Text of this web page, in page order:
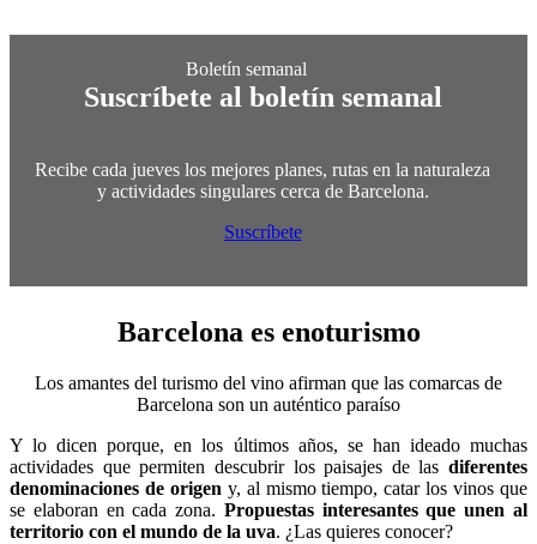
Suscríbete al boletín semanal
Recibe cada jueves los mejores planes, rutas en la naturaleza
y actividades singulares cerca de Barcelona.
Suscríbete
Barcelona es enoturismo
Los amantes del turismo del vino afirman que las comarcas de
Barcelona son un auténtico paraíso
Y lo dicen porque, en los últimos años, se han ideado muchas
actividades que permiten descubrir los paisajes de las diferentes
denominaciones de origen y, al mismo tiempo, catar los vinos que
se elaboran en cada zona. Propuestas interesantes que unen al
territorio con el mundo de la uva. ¿Las quieres conocer?